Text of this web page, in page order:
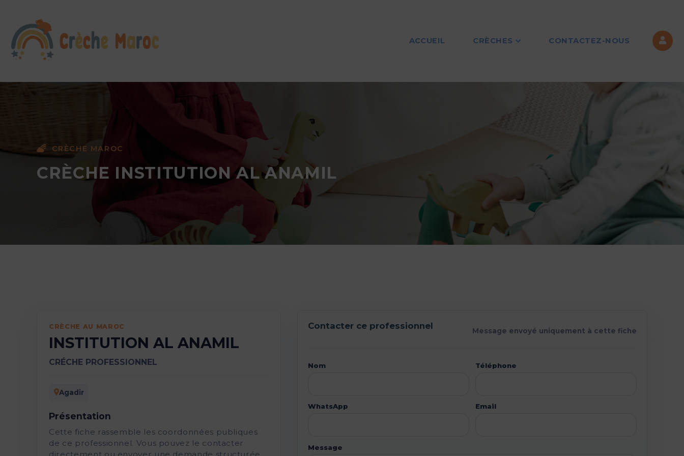
ACCUEIL CRÈCHES CONTACTEZ-NOUS
CRÈCHE MAROC
CRÈCHE INSTITUTION AL ANAMIL
CRÈCHE AU MAROC
INSTITUTION AL ANAMIL
CRÉCHE PROFESSIONNEL
Agadir
Présentation
Cette fiche rassemble les coordonnées publiques
de ce professionnel. Vous pouvez le contacter
Contacter ce professionnel
Message envoyé uniquement à cette fiche
Nom Téléphone
WhatsApp Email
Message